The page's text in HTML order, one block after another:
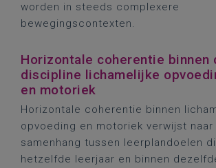
worden in steeds complexere
bewegingscontexten.
Horizontale coherentie binnen
discipline lichamelijke
en motoriek
Horizontale coherentie binnen
opvoeding en motoriek verwijst naar
samenhang tussen leerplandoelen
hetzelfde leerjaar en binnen